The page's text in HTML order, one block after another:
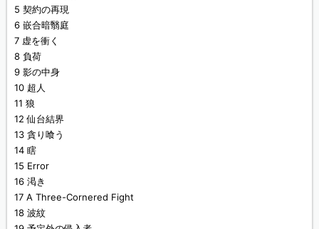
5 契約の再現
6 嵌合暗翳庭
7 虚を衝く
8 負荷
9 影の中身
10 超人
11 狼
12 仙台結界
13 貪り喰う
14 瞎
15 Error
16 渇き
17 A Three-Cornered Fight
18 波紋